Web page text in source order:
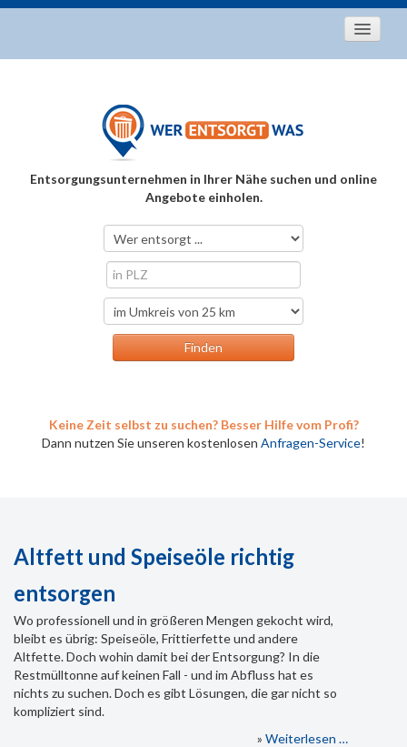
Entsorgungstipps
Über uns
Entsorgungsunternehmen in Ihrer Nähe suchen und online
Angebote einholen.
Keine Zeit selbst zu suchen? Besser Hilfe vom Profi?
Dann nutzen Sie unseren kostenlosen Anfragen-Service!
Altfett und Speiseöle richtig
entsorgen
Wo professionell und in größeren Mengen gekocht wird,
bleibt es übrig: Speiseöle, Frittierfette und andere
Altfette. Doch wohin damit bei der Entsorgung? In die
Restmülltonne auf keinen Fall - und im Abfluss hat es
nichts zu suchen. Doch es gibt Lösungen, die gar nicht so
kompliziert sind.
» Weiterlesen …